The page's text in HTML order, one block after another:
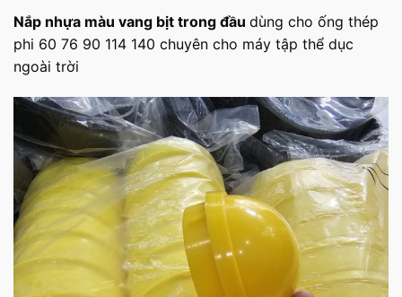
Nắp nhựa màu vang bịt trong đầu dùng cho ống thép
phi 60 76 90 114 140 chuyên cho máy tập thể dục
ngoài trời